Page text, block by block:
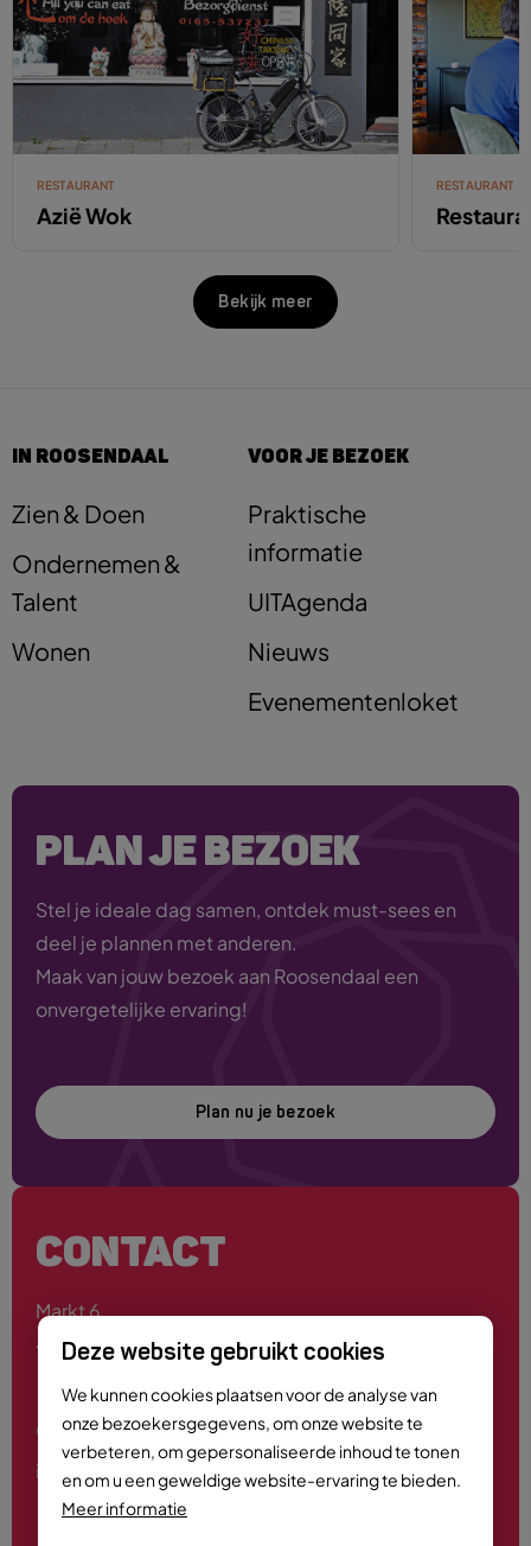
Deze website gebruikt cookies
We kunnen cookies plaatsen voor de analyse van
onze bezoekersgegevens, om onze website te
verbeteren, om gepersonaliseerde inhoud te tonen
en om u een geweldige website-ervaring te bieden.
Meer informatie
RESTAURANT
Azië Wok
RESTAURANT
Bekijk meer
IN ROOSENDAAL
Zien & Doen
Ondernemen &
Talent
Wonen
VOOR JE BEZOEK
Praktische
informatie
UITAgenda
Nieuws
Evenementenloket
PLAN JE BEZOEK
Stel je ideale dag samen, ontdek must-sees en
deel je plannen met anderen.
Maak van jouw bezoek aan Roosendaal een
onvergetelijke ervaring!
Plan nu je bezoek
CONTACT
Markt 6
4701 PE Roosendaal
0165 - 55 44 00
info@roosendaalcitymarketing.nl